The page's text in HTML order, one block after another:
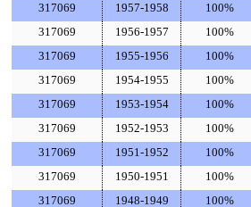
317069 1957-1958 100%
317069 1956-1957 100%
317069 1955-1956 100%
317069 1954-1955 100%
317069 1953-1954 100%
317069 1952-1953 100%
317069 1951-1952 100%
317069 1950-1951 100%
317069 1948-1949 100%